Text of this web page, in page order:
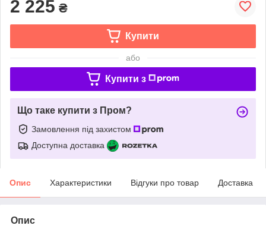
2 225 ₴
Купити
або
Купити з
Що таке купити з Пром?
Замовлення під захистом
Доступна доставка
Опис Характеристики Відгуки про товар Доставка
Опис